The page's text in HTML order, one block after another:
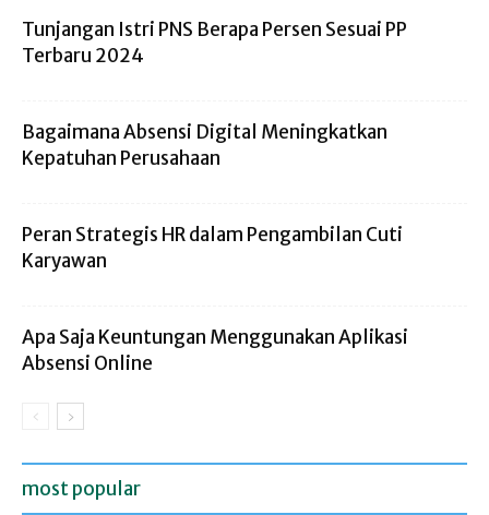
Tunjangan Istri PNS Berapa Persen Sesuai PP
Terbaru 2024
Bagaimana Absensi Digital Meningkatkan
Kepatuhan Perusahaan
Peran Strategis HR dalam Pengambilan Cuti
Karyawan
Apa Saja Keuntungan Menggunakan Aplikasi
Absensi Online
most popular